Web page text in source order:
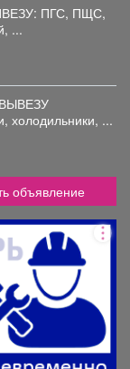
ПГС, ПЩС,
...
холодильники, ...
объявление